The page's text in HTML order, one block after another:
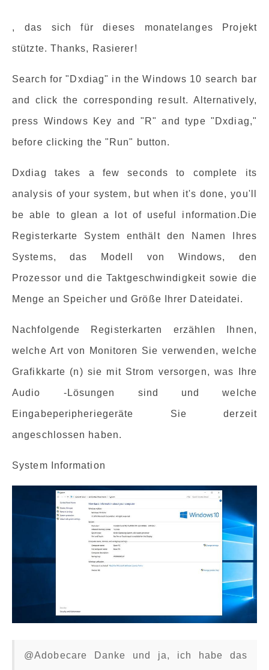
, das sich für dieses monatelanges Projekt
stützte. Thanks, Rasierer!
Search for "Dxdiag" in the Windows 10 search bar
and click the corresponding result. Alternatively,
press Windows Key and "R" and type "Dxdiag,"
before clicking the "Run" button.
Dxdiag takes a few seconds to complete its
analysis of your system, but when it's done, you'll
be able to glean a lot of useful information.Die
Registerkarte System enthält den Namen Ihres
Systems, das Modell von Windows, den
Prozessor und die Taktgeschwindigkeit sowie die
Menge an Speicher und Größe Ihrer Dateidatei.
Nachfolgende Registerkarten erzählen Ihnen,
welche Art von Monitoren Sie verwenden, welche
Grafikkarte (n) sie mit Strom versorgen, was Ihre
Audio -Lösungen sind und welche
Eingabeperipheriegeräte Sie derzeit
angeschlossen haben.
System Information
@Adobecare Danke und ja, ich habe das